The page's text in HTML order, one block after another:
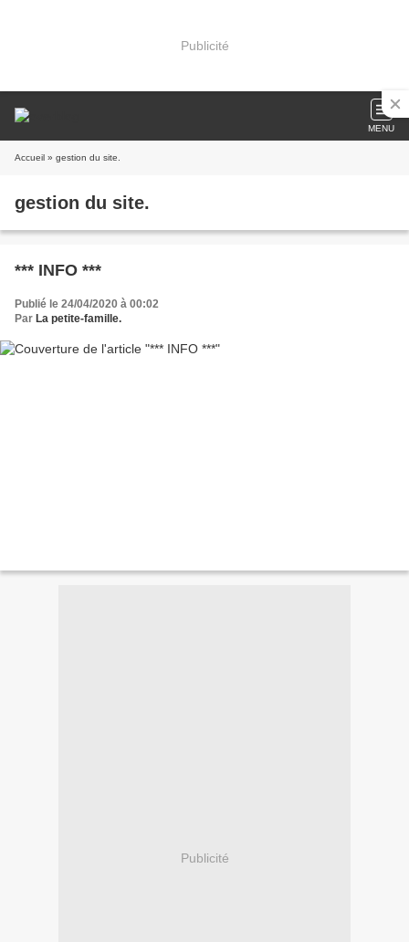
Publicité
MENU
Accueil » gestion du site.
gestion du site.
*** INFO ***
Publié le 24/04/2020 à 00:02
Par La petite-famille.
Publicité